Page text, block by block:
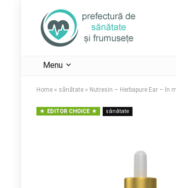
Menu
Home » sănătate » Nutresin – Herbapure Ear – în
EDITOR CHOICE sănătate